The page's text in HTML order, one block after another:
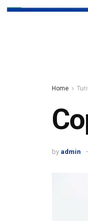
Home
by admin